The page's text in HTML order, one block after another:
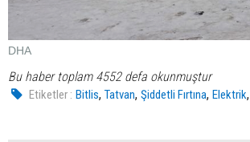
DHA
Bu haber toplam 4552 defa okunmuştur
Etiketler : Bitlis,Tatvan,Şiddetli Fırtına,Elektrik,